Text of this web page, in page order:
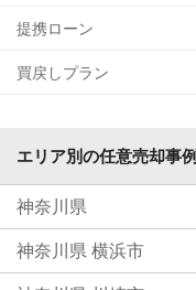
提携ローン
買戻しプラン
エリア別の任意売却事例
神奈川県
神奈川県 横浜市